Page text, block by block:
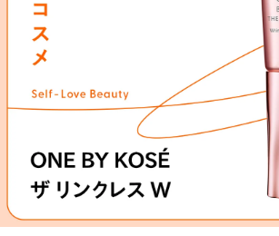
Log in or Sign up
SPUR読者のためのメンバーシッププ
「The SPUR Club」。
便利な機能と
めます。
ログイン・新規会員登